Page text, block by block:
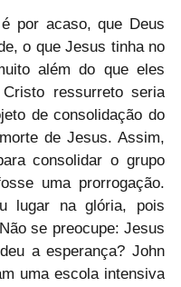
por acaso, que Deus
o que Jesus tinha no
além do que eles
ressurreto seria
de consolidação do
de Jesus. Assim,
consolidar o grupo
uma prorrogação.
lugar na glória, pois
se preocupe: Jesus
a esperança? John
uma escola intensiva